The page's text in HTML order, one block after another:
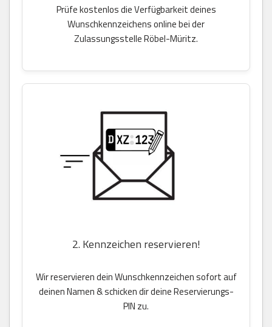
Prüfe kostenlos die Verfügbarkeit deines
Wunschkennzeichens online bei der
Zulassungsstelle Röbel-Müritz.
2. Kennzeichen reservieren!
Wir reservieren dein Wunschkennzeichen sofort auf
deinen Namen & schicken dir deine Reservierungs-
PIN zu.